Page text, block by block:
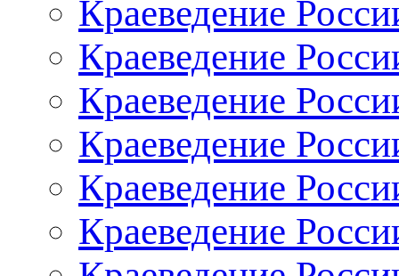
Краеведение
Краеведение
Краеведение
Краеведение
Краеведение
Краеведение